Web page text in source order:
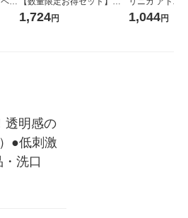
ステリン トータルケアプラ
1,724円
タルリンス 低
1,044円
透明感の
●低刺激
洗口